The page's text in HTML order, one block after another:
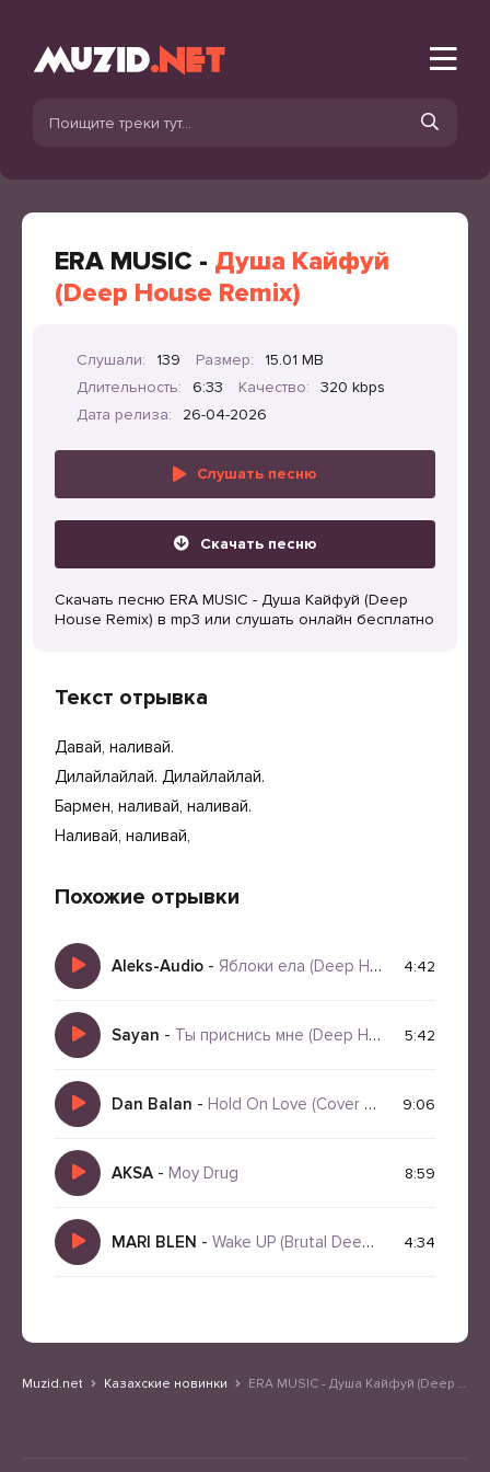
ERA MUSIC - Душа Кайфуй
(Deep House Remix)
Слушали: 139 Размер:
15.01 MB
Длительность:
6:33 Качество:
320 kbps
Дата релиза:
26-04-2026
Слушать песню
Скачать песню
Скачать песню ERA MUSIC - Душа Кайфуй (Deep
House Remix) в mp3 или слушать онлайн бесплатно
Текст отрывка
Давай, наливай.
Дилайлайлай. Дилайлайлай.
Бармен, наливай, наливай.
Наливай, наливай,
Похожие отрывки
Aleks-Audio - Яблоки ела (Deep House Remix Version) 4:42
Sayan - Ты приснись мне (Deep House Remix Night Vibe 2026) 5:42
Dan Balan - Hold On Love (Cover Remix Dermx Deep House 2026) 9:06
AKSA - Moy Drug 8:59
MARI BLEN - Wake UP (Brutal Deep House, Shamanic) 4:34
Muzid.net Казахские новинки ERA MUSIC - Душа Кайфуй (Deep House Remix)